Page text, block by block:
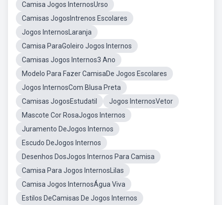
Camisa Jogos InternosUrso
Camisas JogosIntrenos Escolares
Jogos InternosLaranja
Camisa ParaGoleiro Jogos Internos
Camisas Jogos Internos3 Ano
Modelo Para Fazer CamisaDe Jogos Escolares
Jogos InternosCom Blusa Preta
Camisas JogosEstudatil
Jogos InternosVetor
Mascote Cor RosaJogos Internos
Juramento DeJogos Internos
Escudo DeJogos Internos
Desenhos DosJogos Internos Para Camisa
Camisa Para Jogos InternosLilas
Camisa Jogos InternosÁgua Viva
Estilos DeCamisas De Jogos Internos